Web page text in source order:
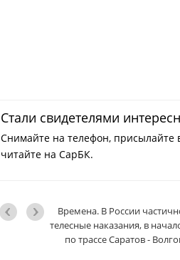
Стали свидетелями
Снимайте на телефон, присылайте
читайте на СарБК.
Времена. В России
телесные наказания, в
по трассе Саратов -